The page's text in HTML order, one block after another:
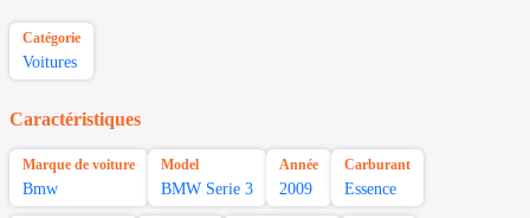
Catégorie
Voitures
Caractéristiques
Marque de voiture
Bmw
Model
BMW Serie 3
Année
2009
Carburant
Essence